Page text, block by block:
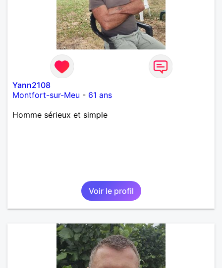
Yann2108
Montfort-sur-Meu - 61 ans
Homme sérieux et simple
Voir le profil